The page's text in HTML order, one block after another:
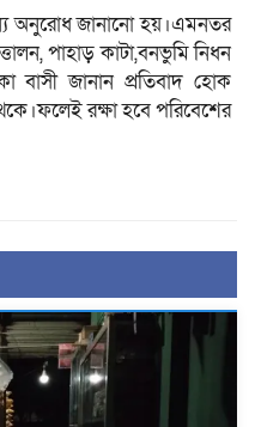
অনুরোধ জানানো হয়।এমনতর
পাহাড় কাটা,বনভুমি নিধন
বাসী জানান প্রতিবাদ হোক
রক্ষা হবে পরিবেশের